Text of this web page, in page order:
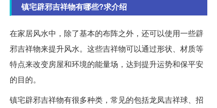
镇宅辟邪吉祥物有哪些?求介绍
在家居风水中，除了基本的布阵之外，还可以使用一些辟
邪吉祥物来提升风水。这些吉祥物可以通过形状、材质等
特点来改变房屋和环境的能量场，达到提升运势和保平安
的目的。
镇宅辟邪吉祥物有很多种类，常见的包括龙凤吉祥球、招